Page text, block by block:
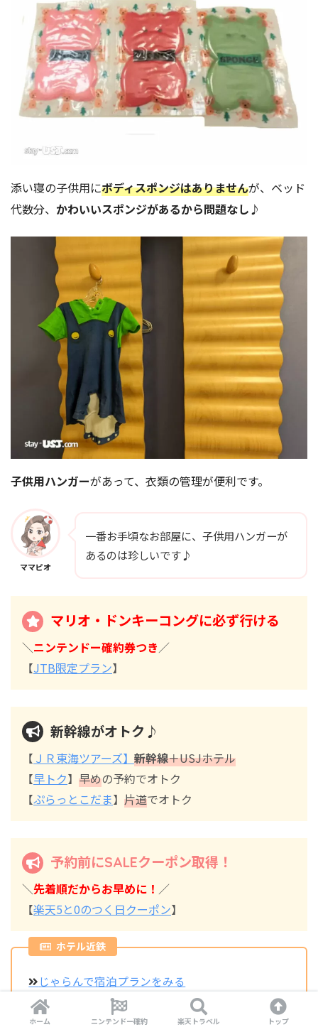
添い寝の子供用にボディスポンジはありませんが、ベッド
代数分、 かわいいスポンジがあるから問題なし♪
子供用ハンガーがあって、衣類の管理が便利です。
ママピオ
一番お手頃なお部屋に、子供用ハンガーが
あるのは珍しいです♪
マリオ・ドンキーコングに必ず行ける
＼ニンテンドー確約券つき／
【JTB限定プラン】
新幹線がオトク♪
【 ＪＲ東海ツアーズ】 新幹線＋USJホテル
【早トク】 早めの予約でオトク
【ぷらっとこだま】 片道でオトク
予約前にSALEクーポン取得！
＼先着順だからお早めに！ ／
【楽天5と0のつく日クーポン】
ホテル近鉄
じゃらんで宿泊プランをみる
楽天トラベルで宿泊プランをみる
ホーム ニンテンドー確約 楽天トラベル トップ